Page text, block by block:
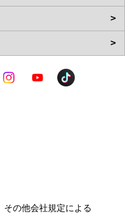
その他会社規定による